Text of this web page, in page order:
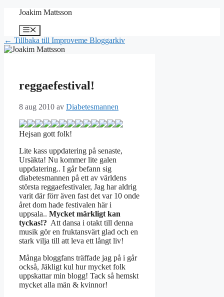
Hoppa
innehåll
Joakim Mattsson
Meny
← Tillbaka till Improveme Bloggarkiv
reggaefestival!
8 aug 2010 av Diabetesmannen
Hejsan gott folk!
Lite kass uppdatering på senaste,
Ursäkta! Nu kommer lite galen
uppdatering.. I går befann sig
diabetesmannen på ett av världens
största reggaefestivaler, Jag har aldrig
varit där förr även fast det var 10 onde
året dom hade festivalen här i
uppsala.. Mycket märkligt kan
tyckas!? Att dansa i otakt till denna
musik gör en fruktansvärt glad och en
stark vilja till att leva ett långt liv!
Många bloggfans träffade jag på i går
också, Jäkligt kul hur mycket folk
uppskattar min blogg! Tack så hemskt
mycket alla män & kvinnor!